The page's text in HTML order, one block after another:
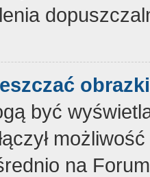
być
na